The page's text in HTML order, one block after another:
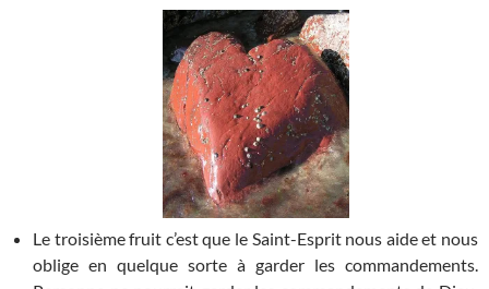
Le troisième fruit c’est que le Saint-Esprit nous aide et nous
oblige en quelque sorte à garder les commandements.